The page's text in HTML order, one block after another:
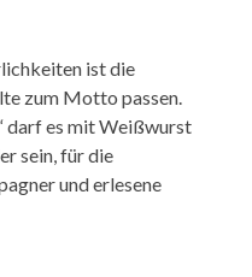
ist die
zum Motto passen.
darf es mit Weißwurst
sein, für die
und erlesene